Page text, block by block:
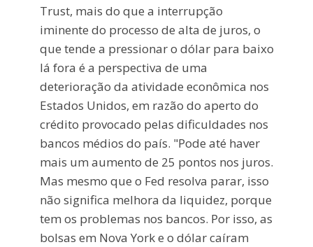
Trust, mais do que a interrupção
iminente do processo de alta de juros, o
que tende a pressionar o dólar para baixo
lá fora é a perspectiva de uma
deterioração da atividade econômica nos
Estados Unidos, em razão do aperto do
crédito provocado pelas dificuldades nos
bancos médios do país. "Pode até haver
mais um aumento de 25 pontos nos juros.
Mas mesmo que o Fed resolva parar, isso
não significa melhora da liquidez, porque
tem os problemas nos bancos. Por isso, as
bolsas em Nova York e o dólar caíram